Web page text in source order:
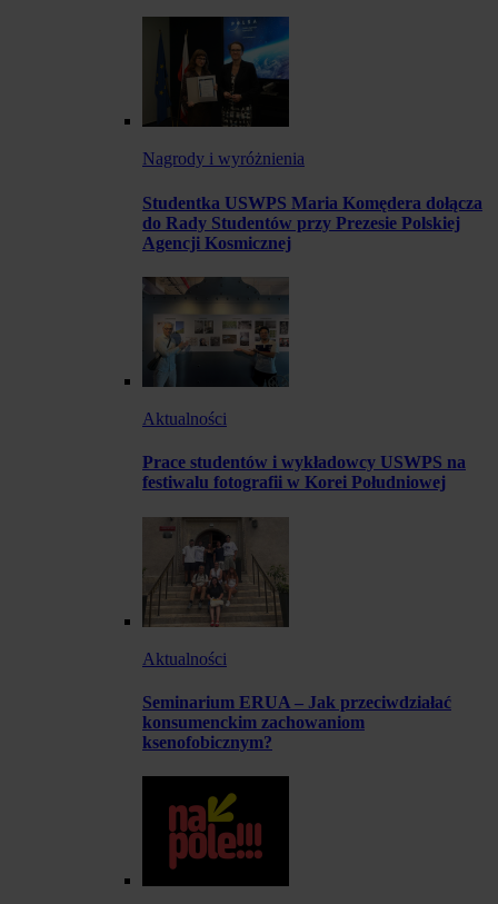
Nagrody i wyróżnienia
Studentka USWPS Maria Komędera dołącza
do Rady Studentów przy Prezesie Polskiej
Agencji Kosmicznej
Aktualności
Prace studentów i wykładowcy USWPS na
festiwalu fotografii w Korei Południowej
Aktualności
Seminarium ERUA – Jak przeciwdziałać
konsumenckim zachowaniom
ksenofobicznym?